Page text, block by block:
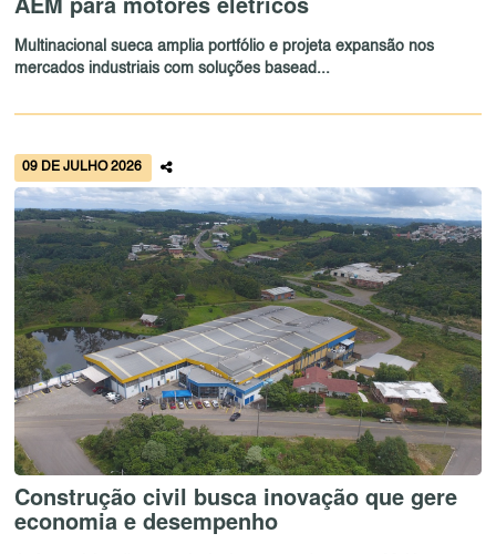
Multinacional sueca amplia portfólio e projeta expansão nos
mercados industriais com soluções basead...
09 DE JULHO 2026
Construção civil busca inovação que gere
economia e desempenho